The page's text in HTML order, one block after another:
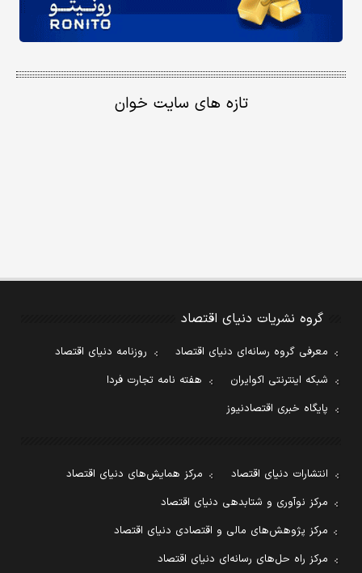
تازه های سایت خوان
گروه نشریات دنیای اقتصاد
معرفی گروه رسانه‌ای دنیای اقتصاد
روزنامه دنیای اقتصاد
شبکه اینترنتی اکوایران
هفته نامه تجارت فردا
پایگاه خبری اقتصادنیوز
انتشارات دنیای اقتصاد
مرکز همایش‌های دنیای اقتصاد
مرکز نوآوری و شتابدهی دنیای اقتصاد
مرکز پژوهش‌های مالی و اقتصادی دنیای اقتصاد
مرکز راه حل‌های رسانه‌ای دنیای اقتصاد